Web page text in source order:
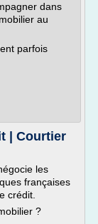
dans
au
parfois
| Courtier
les
françaises
crédit.
?